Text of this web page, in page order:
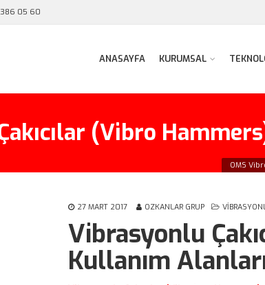
386 05 60
ANASAYFA KURUMSAL
(Vibro
OMS
27 MART 2017 OZKANLAR GRUP
Vibrasyonlu
Kullanım